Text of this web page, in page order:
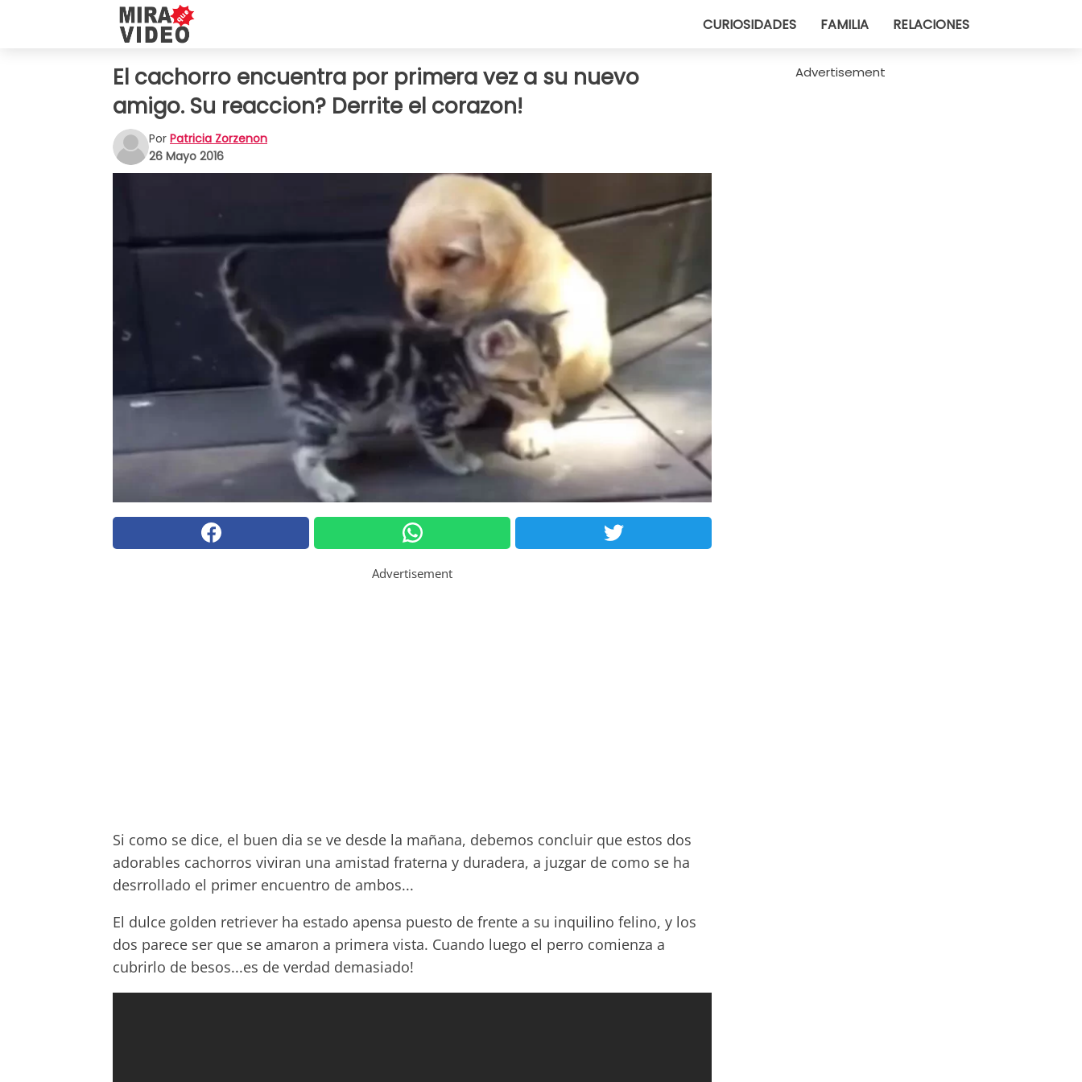
CURIOSIDADES FAMILIA RELACIONES
El cachorro encuentra por primera vez a su nuevo
amigo. Su reaccion? Derrite el corazon!
Por Patricia Zorzenon
26 Mayo 2016
Advertisement
Si como se dice, el buen dia se ve desde la mañana, debemos concluir que estos dos
adorables cachorros viviran una amistad fraterna y duradera, a juzgar de como se ha
desrrollado el primer encuentro de ambos...
El dulce golden retriever ha estado apensa puesto de frente a su inquilino felino, y los
dos parece ser que se amaron a primera vista. Cuando luego el perro comienza a
cubrirlo de besos...es de verdad demasiado!
Advertisement